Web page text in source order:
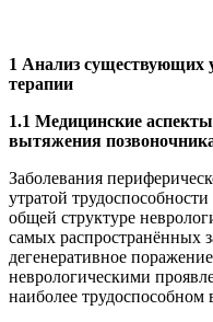
1 Анализ существующих
терапии
1.1 Медицинские
вытяжения
Заболевания
утратой
общей структуре
самых распространённых
дегенеративное
неврологическими
наиболее трудоспособном